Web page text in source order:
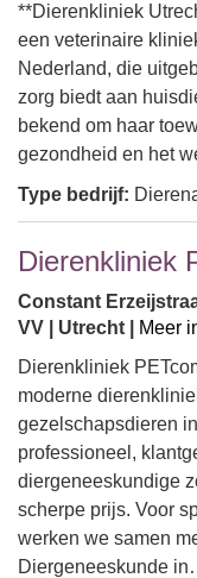
**Dierenkliniek
een veterinaire
Nederland, die
zorg biedt aan
bekend om haar
gezondheid en het
Type bedrijf:
Dierenkliniek
Constant
VV | Utrecht |
Meer
Dierenkliniek
moderne
gezelschapsdieren
professioneel,
diergeneeskundige
scherpe prijs. Voor
werken we samen
Diergeneeskunde